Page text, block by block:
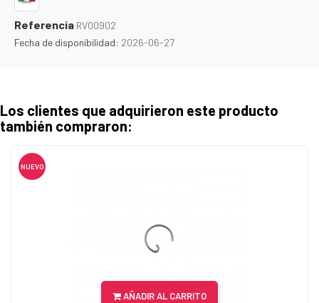
Referencia RV00902
Fecha de disponibilidad: 2026-06-27
Los clientes que adquirieron este producto
también compraron:
NUEVO
AÑADIR AL CARRITO